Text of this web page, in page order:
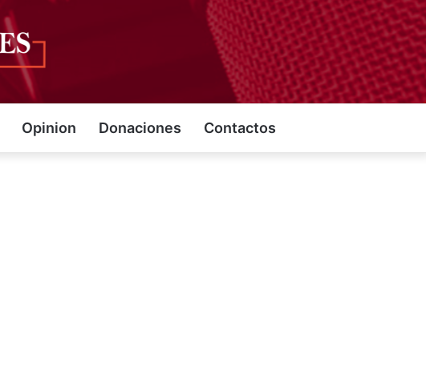
Opinion Donaciones Contactos